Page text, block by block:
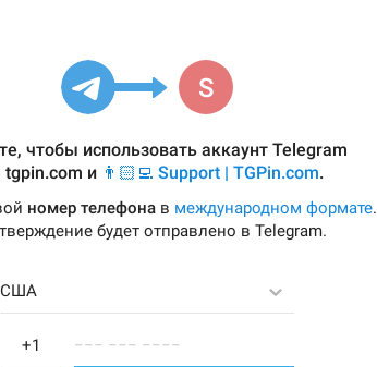
чтобы использовать аккаунт Telegram
tgpin.com и 👨🏻‍💻 Support | TGPin.com.
номер телефона в международном формате.
будет отправлено в Telegram.
США
−−− −−− −−−−